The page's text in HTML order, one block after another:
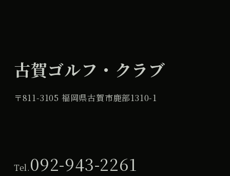
古賀ゴルフ・クラブ
〒811-3105 福岡県古賀市鹿部1310-1
Tel.092-943-2261